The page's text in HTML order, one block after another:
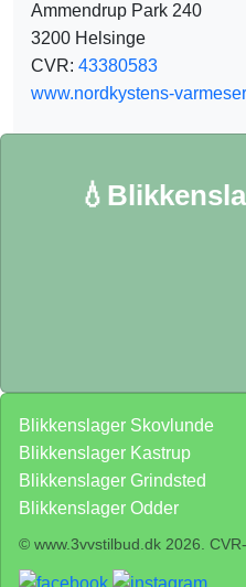
Ammendrup Park 240
3200 Helsinge
CVR: 43380583
www.nordkystens-
Blikkenslager Skovlunde
Blikkenslager Kastrup
Blikkenslager Grindsted
Blikkenslager Odder
© www.3vvstilbud.dk 2026.